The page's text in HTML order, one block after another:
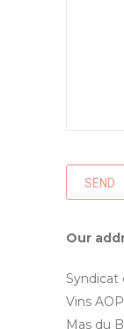
Our
Vins
Mas du